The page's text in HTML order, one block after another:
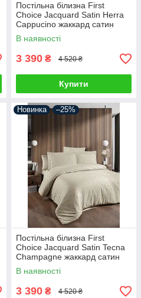
Постільна білизна First
Choice Jacquard Satin Herra
Cappucino жаккард сатин
сатин Туреччина 200х220см
В наявності
3 390 ₴ 4 520 ₴
Купити
Новинка –25%
Постільна білизна First
Choice Jacquard Satin Tecna
Champagne жаккард сатин
сатин Туреччина 200х220см
В наявності
3 390 ₴ 4 520 ₴